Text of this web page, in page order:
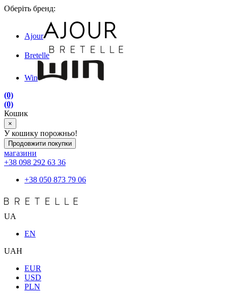
Оберіть бренд:
Ajour
Bretelle
Win
(0)
(0)
Кошик
×
У кошику порожньо!
Продовжити покупки
магазини
+38 098 292 63 36
+38 050 873 79 06
UA
EN
UAH
EUR
USD
PLN